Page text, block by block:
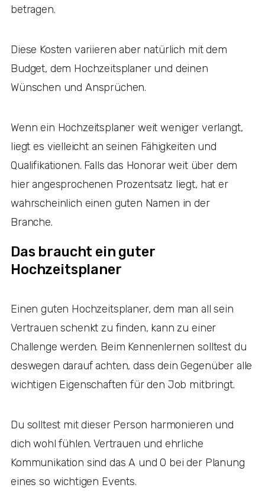
betragen.
Diese Kosten variieren aber natürlich mit dem
Budget, dem Hochzeitsplaner und deinen
Wünschen und Ansprüchen.
Wenn ein Hochzeitsplaner weit weniger verlangt,
liegt es vielleicht an seinen Fähigkeiten und
Qualifikationen. Falls das Honorar weit über dem
hier angesprochenen Prozentsatz liegt, hat er
wahrscheinlich einen guten Namen in der
Branche.
Das braucht ein guter
Hochzeitsplaner
Einen guten Hochzeitsplaner, dem man all sein
Vertrauen schenkt zu finden, kann zu einer
Challenge werden. Beim Kennenlernen solltest du
deswegen darauf achten, dass dein Gegenüber alle
wichtigen Eigenschaften für den Job mitbringt.
Du solltest mit dieser Person harmonieren und
dich wohl fühlen. Vertrauen und ehrliche
Kommunikation sind das A und O bei der Planung
eines so wichtigen Events.